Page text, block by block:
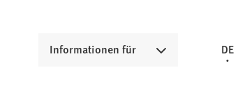
Informationen für DE